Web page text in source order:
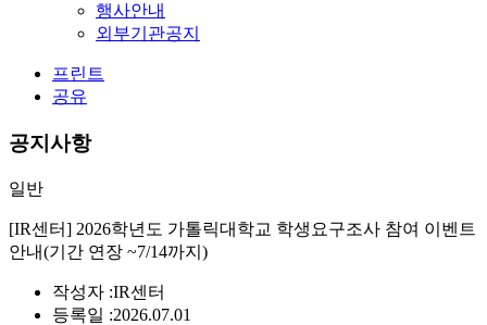
행사안내
외부기관공지
프린트
공유
공지사항
일반
[IR센터] 2026학년도 가톨릭대학교 학생요구조사 참여 이벤트
안내(기간 연장 ~7/14까지)
작성자 :IR센터
등록일 :2026.07.01